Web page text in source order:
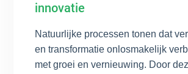
innovatie
Natuurlijke processen tonen dat
en transformatie onlosmakelijk
met groei en vernieuwing. Door